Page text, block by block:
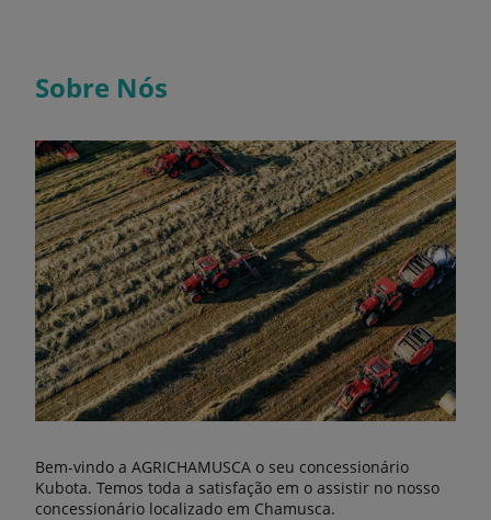
Sobre Nós
Bem-vindo a AGRICHAMUSCA o seu concessionário
Kubota. Temos toda a satisfação em o assistir no nosso
concessionário localizado em Chamusca.